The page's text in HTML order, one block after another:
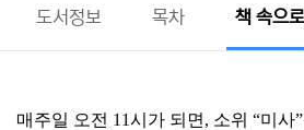
도서정보 목차 책 속으로
매주일 오전 11시가 되면, 소위 “미